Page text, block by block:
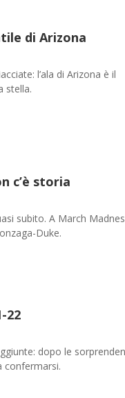
di Arizona
l’ala di Arizona è il
stella.
c’è storia
subito. A March
Duke.
22
dopo le
confermarsi.